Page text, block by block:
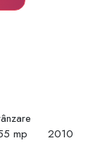
mp 2010